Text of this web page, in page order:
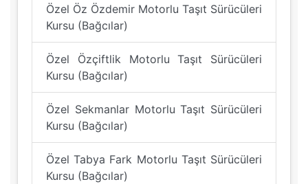
Özel Öz Özdemir Motorlu Taşıt Sürücüleri
Kursu (Bağcılar)
Özel Özçiftlik Motorlu Taşıt Sürücüleri
Kursu (Bağcılar)
Özel Sekmanlar Motorlu Taşıt Sürücüleri
Kursu (Bağcılar)
Özel Tabya Fark Motorlu Taşıt Sürücüleri
Kursu (Bağcılar)